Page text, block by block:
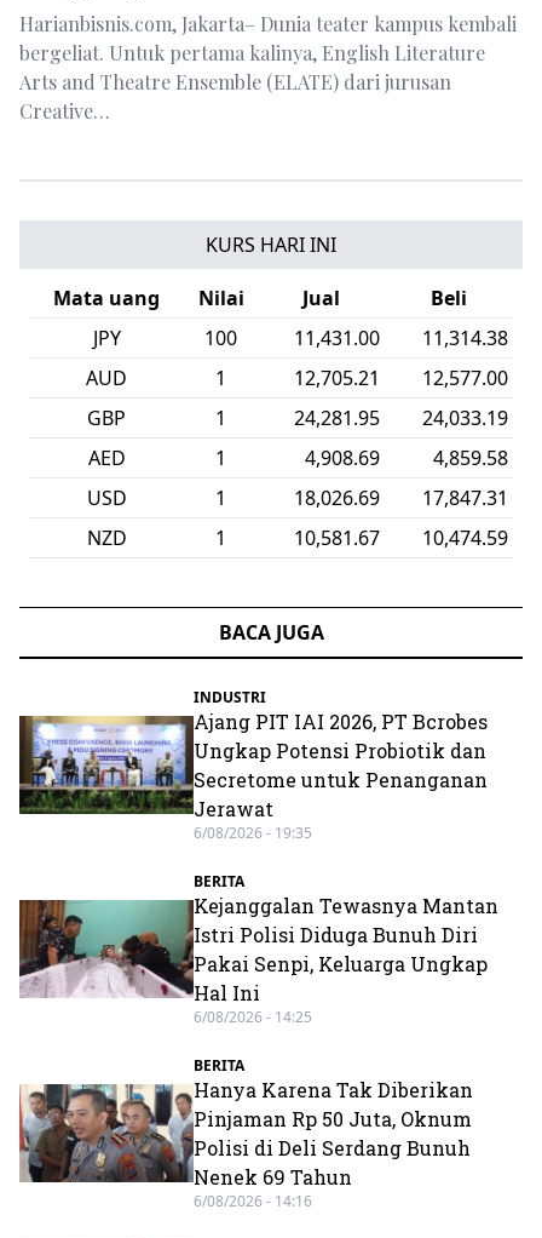
Harianbisnis.com, Jakarta– Dunia teater kampus kembali
bergeliat. Untuk pertama kalinya, English Literature
Arts and Theatre Ensemble (ELATE) dari jurusan
Creative…
KURS HARI INI
Mata uang
Nilai Jual
Beli
LAK
1 0.80
0.79
JPY
100 11,431.00
11,314.38
USD
1 18,026.69
17,847.31
NZD
1 10,581.67
10,474.59
HKD
1 2,298.27
2,275.37
KRW
1 12.65 12.51
BACA JUGA
INDUSTRI
Ajang PIT IAI 2026, PT Bcrobes
Ungkap Potensi Probiotik dan
Secretome untuk Penanganan
Jerawat
6/08/2026 - 19:35
BERITA
Kejanggalan Tewasnya Mantan
Istri Polisi Diduga Bunuh Diri
Pakai Senpi, Keluarga Ungkap
Hal Ini
6/08/2026 - 14:25
BERITA
Hanya Karena Tak Diberikan
Pinjaman Rp 50 Juta, Oknum
Polisi di Deli Serdang Bunuh
Nenek 69 Tahun
6/08/2026 - 14:16